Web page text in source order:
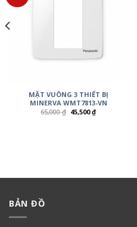
MẶT VUÔNG 3 THIẾT BỊ
MINERVA WMT7813-VN
65,000₫ 45,500₫
BẢN ĐỒ